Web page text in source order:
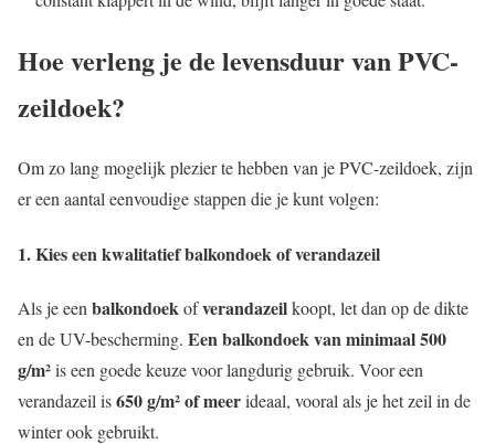
Hoe verleng je de levensduur van PVC-
zeildoek?
Om zo lang mogelijk plezier te hebben van je PVC-zeildoek, zijn
er een aantal eenvoudige stappen die je kunt volgen:
1. Kies een kwalitatief balkondoek of verandazeil
Als je een balkondoekofverandazeilkoopt, let dan op de dikte
en de UV-bescherming. Een balkondoek van minimaal 500
g/m²is een goede keuze voor langdurig gebruik. Voor een
verandazeil is650 g/m² of meerideaal, vooral als je het zeil in de
winter ook gebruikt.